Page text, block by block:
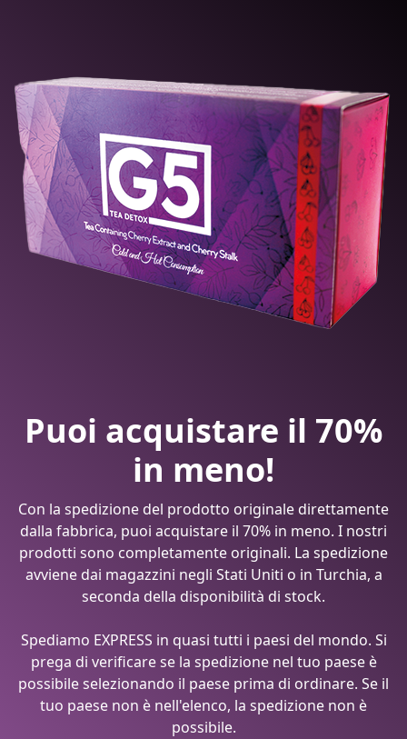
Puoi acquistare il 70%
in meno!
Con la spedizione del prodotto originale direttamente
dalla fabbrica, puoi acquistare il 70% in meno. I nostri
prodotti sono completamente originali. La spedizione
avviene dai magazzini negli Stati Uniti o in Turchia, a
seconda della disponibilità di stock.
Spediamo EXPRESS in quasi tutti i paesi del mondo. Si
prega di verificare se la spedizione nel tuo paese è
possibile selezionando il paese prima di ordinare. Se il
tuo paese non è nell'elenco, la spedizione non è
possibile.